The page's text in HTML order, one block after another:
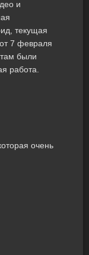
и
текущая
7 февраля
были
работа.
очень